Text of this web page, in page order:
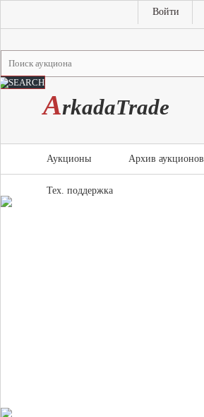
Войти
ArkadaTrade
Аукционы Архив аукционов
Тех. поддержка